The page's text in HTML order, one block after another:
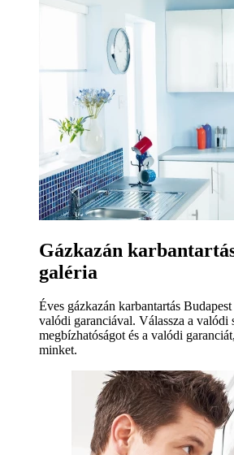
Gázkazán
galéria
Éves gázkazán karbantartás
valódi garanciával. Válassza a valódi
megbízhatóságot és a valódi
minket.